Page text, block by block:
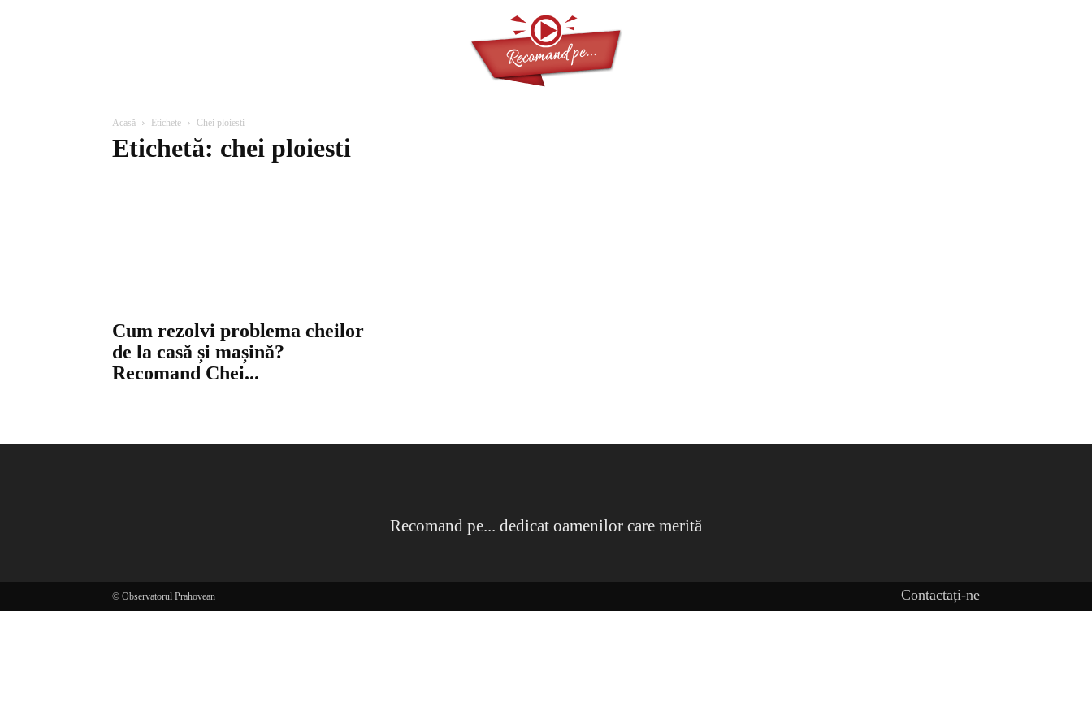
Acasă Etichete Chei ploiesti
Etichetă: chei ploiesti
Cum rezolvi problema cheilor
de la casă și mașină?
Recomand Chei...
Recomand pe... dedicat oamenilor care merită
Contactați-ne
© Observatorul Prahovean